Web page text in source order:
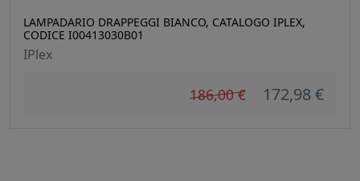
LAMPADARIO DRAPPEGGI BIANCO, CATALOGO IPLEX,
CODICE I00413030B01
IPlex
186,00 € 172,98 €